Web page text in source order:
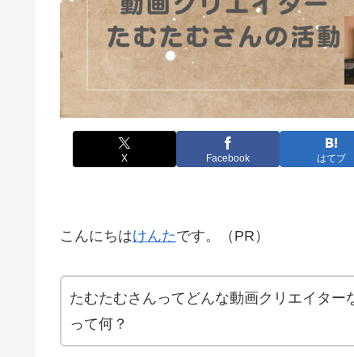
X Facebook はてブ
こんにちはけんたです。（PR）
たむたむさんってどんな動画クリエイター
って何？